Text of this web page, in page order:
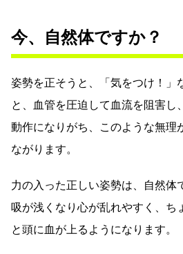
今、自然体ですか？
姿勢を正そうと、「気をつけ！」
と、血管を圧迫して血流を阻害し
動作になりがち、このような無理
ながります。
力の入った正しい姿勢は、自然体
吸が浅くなり心が乱れやすく、ち
と頭に血が上るようになります。